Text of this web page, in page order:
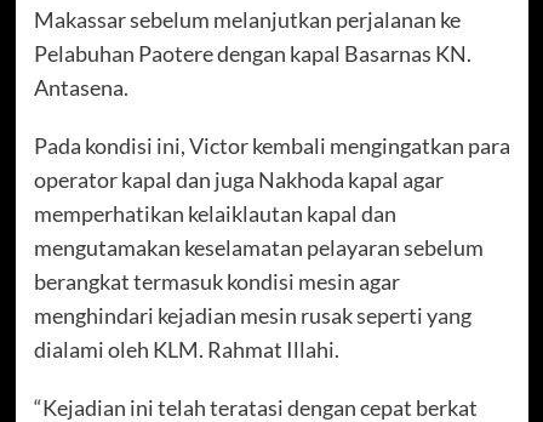
Makassar sebelum melanjutkan perjalanan ke
Pelabuhan Paotere dengan kapal Basarnas KN.
Antasena.
Pada kondisi ini, Victor kembali mengingatkan para
operator kapal dan juga Nakhoda kapal agar
memperhatikan kelaiklautan kapal dan
mengutamakan keselamatan pelayaran sebelum
berangkat termasuk kondisi mesin agar
menghindari kejadian mesin rusak seperti yang
dialami oleh KLM. Rahmat Illahi.
“Kejadian ini telah teratasi dengan cepat berkat